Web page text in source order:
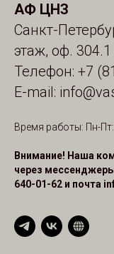
АФ ЦНЗ
Санкт-
этаж, оф. 304.1
Телефон: +7
E-mail:
Время работы: Пн-
Внимание! Наша
через
640-01-62 и почта